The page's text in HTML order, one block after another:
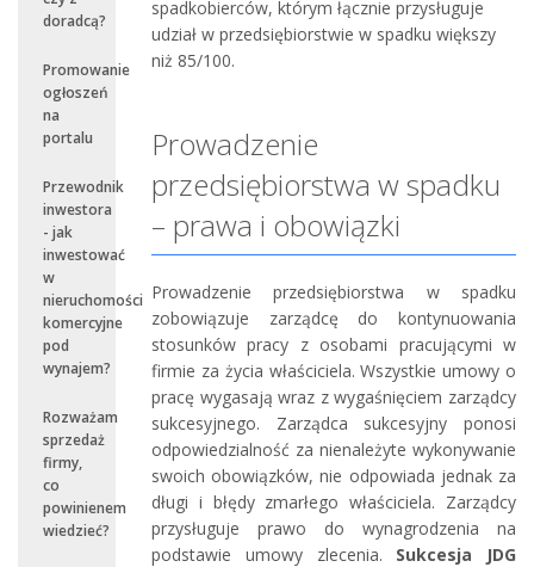
doradcą?
Promowanie
ogłoszeń
na
portalu
Przewodnik
inwestora
- jak
inwestować
w
nieruchomości
komercyjne
pod
wynajem?
Rozważam
sprzedaż
firmy,
co
powinienem
wiedzieć?
spadkobierców, którym łącznie przysługuje
udział w przedsiębiorstwie w spadku większy
niż 85/100.
Prowadzenie
przedsiębiorstwa w spadku
– prawa i obowiązki
Prowadzenie przedsiębiorstwa w spadku
zobowiązuje zarządcę do kontynuowania
stosunków pracy z osobami pracującymi w
firmie za życia właściciela. Wszystkie umowy o
pracę wygasają wraz z wygaśnięciem zarządcy
sukcesyjnego. Zarządca sukcesyjny ponosi
odpowiedzialność za nienależyte wykonywanie
swoich obowiązków, nie odpowiada jednak za
długi i błędy zmarłego właściciela. Zarządcy
przysługuje prawo do wynagrodzenia na
podstawie umowy zlecenia. Sukcesja JDG